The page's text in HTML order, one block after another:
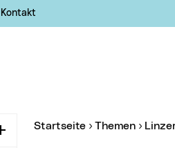
Kontakt
Aufklappen
Sie sind hier:
Startseite Themen